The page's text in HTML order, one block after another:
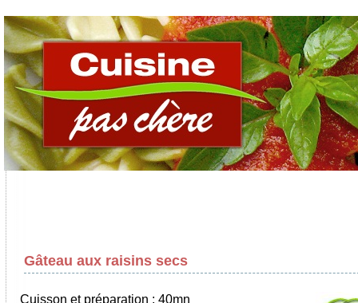
Gâteau aux raisins secs
Cuisson et préparation : 40mn